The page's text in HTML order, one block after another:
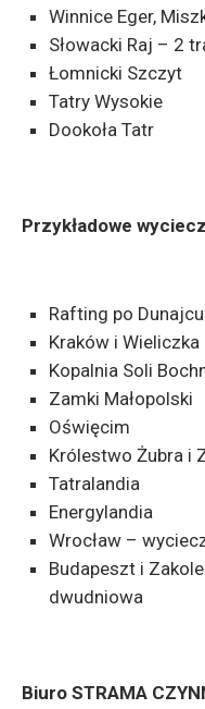
Winnice Eger,
Słowacki Raj – 2
Łomnicki Szczyt
Tatry Wysokie
Dookoła Tatr
Przykładowe
Rafting po Dunajcu
Kraków i Wieliczka
Kopalnia Soli
Zamki Małopolski
Oświęcim
Królestwo Żubra i
Tatralandia
Energylandia
Wrocław –
Budapeszt i
dwudniowa
Biuro STRAMA